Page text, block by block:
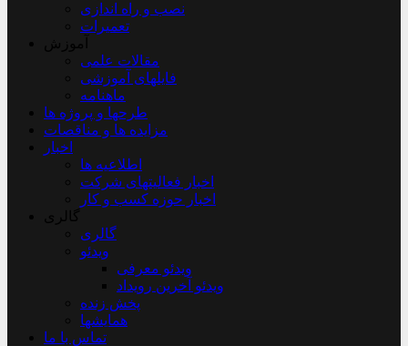
نصب و راه اندازی
تعمیرات
مقالات علمی
فایلهای آموزشی
ماهنامه
طرحها و پروژه ها
مزایده ها و مناقصات
اخبار
اطلاعیه ها
اخبار فعالیتهای شرکت
اخبار حوزه کسب و کار
گالری
ویدئو
ویدئو معرفی
ویدئو آخرین رویداد
پخش زنده
همایشها
تماس با ما